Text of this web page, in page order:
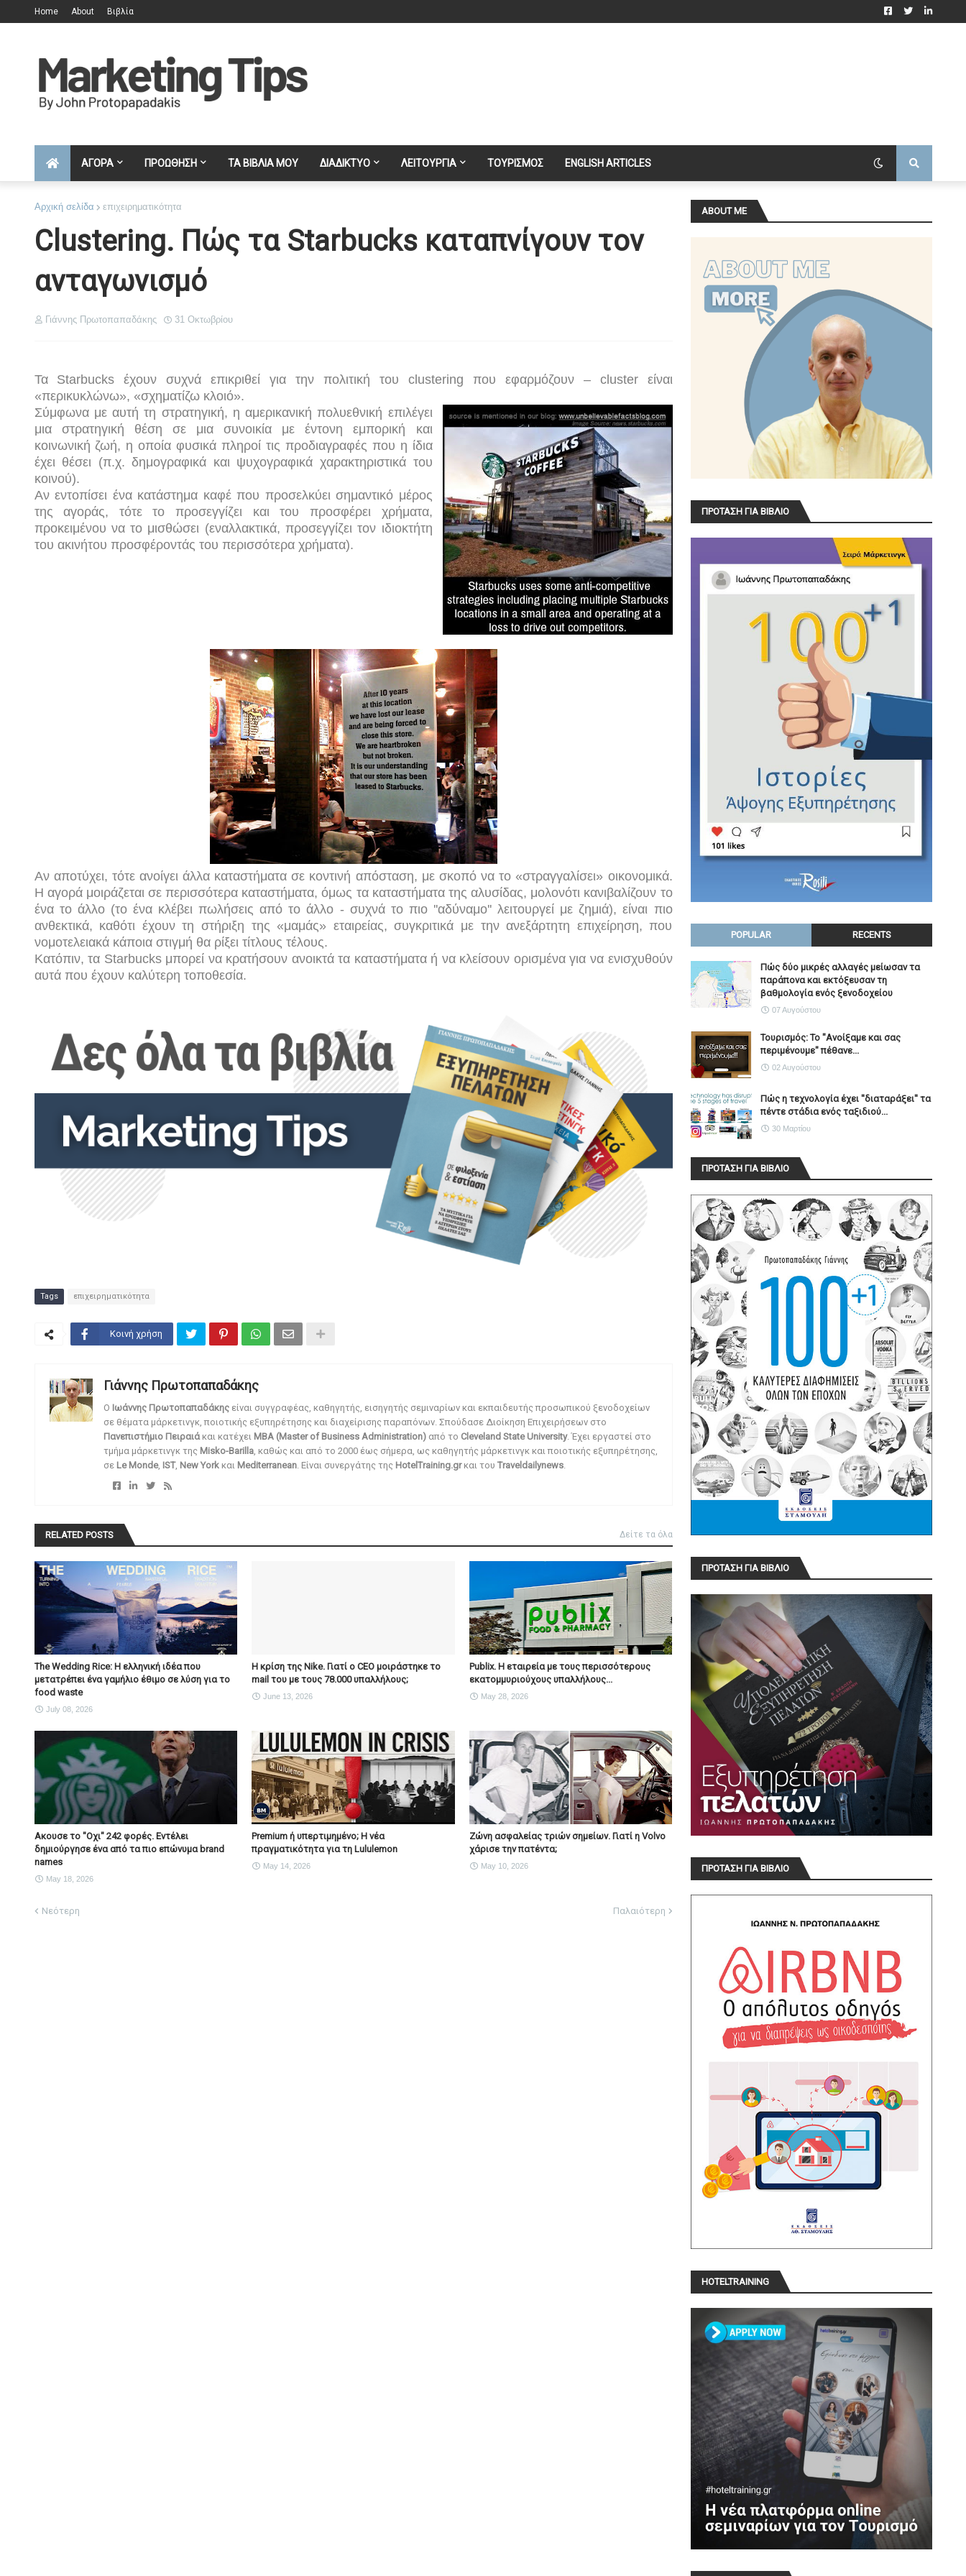
Home About Βιβλία
ΑΓΟΡΑ ΠΡΟΩΘΗΣΗ ΤΑ ΒΙΒΛΙΑ ΜΟΥ ΔΙΑΔΙΚΤΥΟ ΛΕΙΤΟΥΡΓΙΑ ΤΟΥΡΙΣΜΟΣ ENGLISH ARTICLES
Αρχική σελίδα επιχειρηματικότητα
Clustering. Πώς τα Starbucks καταπνίγουν τον
ανταγωνισμό
Γιάννης Πρωτοπαπαδάκης 31 Οκτωβρίου
Τα Starbucks έχουν συχνά επικριθεί για την πολιτική του clustering που εφαρμόζουν – cluster
είναι
«περικυκλώνω», «σχηματίζω κλοιό».
Σύμφωνα με αυτή τη στρατηγική, η αμερικανική πολυεθνική επιλέγει
μια στρατηγική θέση σε μια συνοικία με έντονη εμπορική και
κοινωνική ζωή, η οποία φυσικά πληροί τις προδιαγραφές που η ίδια
έχει θέσει (π.χ. δημογραφικά και ψυχογραφικά χαρακτηριστικά του
κοινού).
Αν εντοπίσει ένα κατάστημα καφέ που προσελκύει σημαντικό μέρος
της αγοράς, τότε το προσεγγίζει και του προσφέρει χρήματα,
προκειμένου να το μισθώσει (εναλλακτικά, προσεγγίζει τον ιδιοκτήτη
του ακινήτου προσφέροντάς του περισσότερα χρήματα).
Αν αποτύχει, τότε ανοίγει άλλα καταστήματα σε κοντινή απόσταση, με σκοπό να το «στραγγαλίσει» οικονομικά.
Η αγορά μοιράζεται σε περισσότερα καταστήματα, όμως τα καταστήματα της αλυσίδας, μολονότι κανιβαλίζουν το
ένα το άλλο (το ένα κλέβει πωλήσεις από το άλλο - συχνά το πιο ''αδύναμο'' λειτουργεί με ζημιά), είναι πιο
ανθεκτικά, καθότι έχουν τη στήριξη της «μαμάς» εταιρείας, συγκριτικά με την ανεξάρτητη επιχείρηση, που
νομοτελειακά κάποια στιγμή θα ρίξει τίτλους τέλους.
Κατόπιν, τα Starbucks μπορεί να κρατήσουν ανοικτά τα καταστήματα ή να κλείσουν ορισμένα για να ενισχυθούν
αυτά που έχουν καλύτερη τοποθεσία.
Tags επιχειρηματικότητα
Κοινή χρήση
Γιάννης Πρωτοπαπαδάκης
O Ιωάννης Πρωτοπαπαδάκης είναι συγγραφέας, καθηγητής, εισηγητής σεμιναρίων και εκπαιδευτής προσωπικού ξενοδοχείων
σε θέματα μάρκετινγκ, ποιοτικής εξυπηρέτησης και διαχείρισης παραπόνων. Σπούδασε Διοίκηση Επιχειρήσεων στο
Πανεπιστήμιο Πειραιάκαι κατέχει MBA (Master of Business Administration)από το Cleveland State University. Έχει εργαστεί στο
τμήμα μάρκετινγκ της Misko-Barilla, καθώς και από το 2000 έως σήμερα, ως καθηγητής μάρκετινγκ και ποιοτικής εξυπηρέτησης,
σε Le Monde, IST, New Yorkκαι Mediterranean. Είναι συνεργάτης της HotelTraining.grκαι του Traveldailynews.
RELATED POSTS Δείτε τα όλα
The Wedding Rice: Η ελληνική ιδέα που
μετατρέπει ένα γαμήλιο έθιμο σε λύση για το
food waste
July 08, 2026
Η κρίση της Nike. Γιατί ο CEO μοιράστηκε το
mail του με τους 78.000 υπαλλήλους;
June 13, 2026
Publix. Η εταιρεία με τους περισσότερους
εκατομμυριούχους υπαλλήλους...
May 28, 2026
Ακουσε το "Οχι" 242 φορές. Εντέλει
δημιούργησε ένα από τα πιο επώνυμα brand
names
May 18, 2026
Premium ή υπερτιμημένο; Η νέα
πραγματικότητα για τη Lululemon
May 14, 2026
Ζώνη ασφαλείας τριών σημείων. Γιατί η Volvo
χάρισε την πατέντα;
May 10, 2026
Νεότερη Παλαιότερη
ABOUT ME
ΠΡΟΤΑΣΗ ΓΙΑ ΒΙΒΛΙΟ
POPULAR RECENTS
Πώς δύο μικρές αλλαγές μείωσαν τα
παράπονα και εκτόξευσαν τη
βαθμολογία ενός ξενοδοχείου
07 Αυγούστου
Τουρισμός: Το "Ανοίξαμε και σας
περιμένουμε" πέθανε...
02 Αυγούστου
Πώς η τεχνολογία έχει ''διαταράξει'' τα
πέντε στάδια ενός ταξιδιού...
30 Μαρτίου
ΠΡΟΤΑΣΗ ΓΙΑ ΒΙΒΛΙΟ
ΠΡΟΤΑΣΗ ΓΙΑ ΒΙΒΛΙΟ
ΠΡΟΤΑΣΗ ΓΙΑ ΒΙΒΛΙΟ
HOTELTRAINING